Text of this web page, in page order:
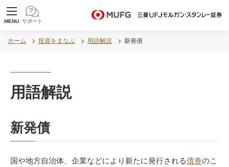
MUFG 世界が進むチカラになる。 三菱ＵＦＪモル
MENU サポート
ホーム 投資をまなぶ 用語解説 新発債
用語解説
新発債
国や地方自治体、企業などにより新たに発行される債券のこ